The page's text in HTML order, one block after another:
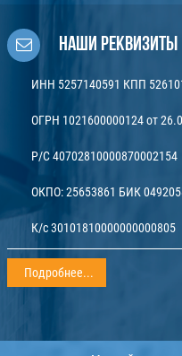
Наши реквизиты
ИНН 5257140591 КПП
ОГРН 1021600000124 от
Р/С 40702810000870002154
ОКПО: 25653861 БИК
К/с 30101810000000000805
Подробнее...